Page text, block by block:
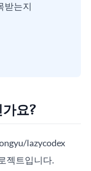
받는지
가요?
lazycodex
젝트입니다.